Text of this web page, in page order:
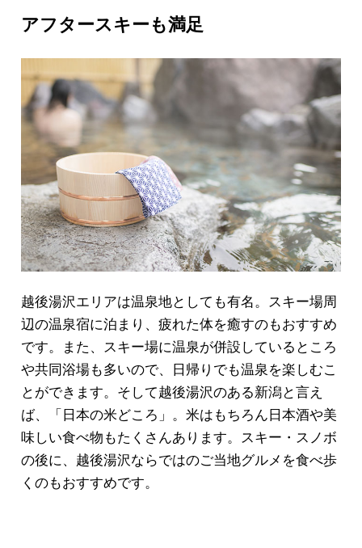
アフタースキーも満足
越後湯沢エリアは温泉地としても有名。スキー場周
辺の温泉宿に泊まり、疲れた体を癒すのもおすすめ
です。また、スキー場に温泉が併設しているところ
や共同浴場も多いので、日帰りでも温泉を楽しむこ
とができます。そして越後湯沢のある新潟と言え
ば、「日本の米どころ」。米はもちろん日本酒や美
味しい食べ物もたくさんあります。スキー・スノボ
の後に、越後湯沢ならではのご当地グルメを食べ歩
くのもおすすめです。